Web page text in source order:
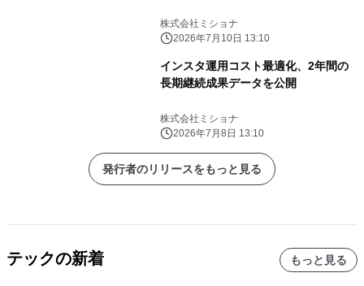
株式会社ミショナ
2026年7月10日 13:10
インスタ運用コスト最適化、2年間の
長期継続成果データを公開
株式会社ミショナ
2026年7月8日 13:10
発行者のリリースをもっと見る
テックの新着 もっと見る